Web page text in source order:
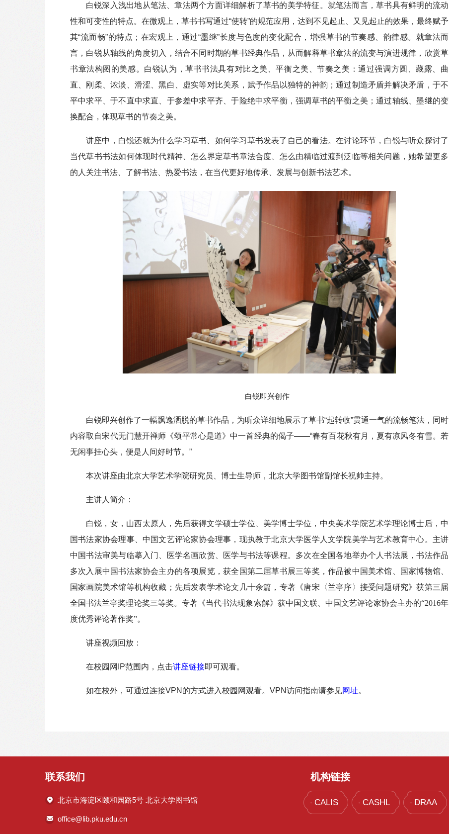
白锐深入浅出地从笔法、章法两个方面详细解析了草书的美学特征。就笔法而言，草书具有鲜明的流动
性和可变性的特点。在微观上，草书书写通过“使转”的规范应用，达到不见起止、又见起止的效果，最终赋予
其“流而畅”的特点；在宏观上，通过“墨继”长度与色度的变化配合，增强草书的节奏感、韵律感。就章法而
言，白锐从轴线的角度切入，结合不同时期的草书经典作品，从而解释草书章法的流变与演进规律，欣赏草
书章法构图的美感。 白锐认为，草书书法具有对比之美、平衡之美、节奏之美：通过强调方圆、藏露、曲
直、刚柔、浓淡、滑涩、黑白、虚实等对比关系，赋予作品以独特的神韵；通过制造矛盾并解决矛盾，于不
平中求平、于不直中求直、于参差中求平齐、于险绝中求平衡，强调草书的平衡之美；通过轴线、墨继的变
换配合，体现草书的节奏之美。
讲座中，白锐还就为什么学习草书、如何学习草书发表了自己的看法。在讨论环节，白锐与听众探讨了
当代草书书法如何体现时代精神、怎么界定草书章法合度、怎么由精临过渡到泛临等相关问题，她希望更多
的人关注书法、了解书法、热爱书法，在当代更好地传承、发展与创新书法艺术。
白锐即兴创作
白锐即兴创作了一幅飘逸洒脱的草书作品，为听众详细地展示了草书“起转收”贯通一气的流畅笔法，同时
内容取自宋代无门慧开禅师《颂平常心是道》中一首经典的偈子——“春有百花秋有月，夏有凉风冬有雪。若
无闲事挂心头，便是人间好时节。”
本次讲座由北京大学艺术学院研究员、博士生导师，北京大学图书馆副馆长祝帅主持。
主讲人简介：
白锐，女，山西太原人，先后获得文学硕士学位、美学博士学位，中央美术学院艺术学理论博士后，中
国书法家协会理事、中国文艺评论家协会理事，现执教于北京大学医学人文学院美学与艺术教育中心。主讲
中国书法审美与临摹入门、医学名画欣赏、医学与书法等课程。多次在全国各地举办个人书法展，书法作品
多次入展中国书法家协会主办的各项展览，获全国第二届草书展三等奖，作品被中国美术馆、国家博物馆、
国家画院美术馆等机构收藏；先后发表学术论文几十余篇，专著《唐宋〈兰亭序〉接受问题研究》获第三届
全国书法兰亭奖理论奖三等奖。专著《当代书法现象索解》获中国文联、中国文艺评论家协会主办的“2016年
度优秀评论著作奖”。
讲座视频回放：
在校园网IP范围内，点击讲座链接即可观看。
如在校外，可通过连接VPN的方式进入校园网观看。VPN访问指南请参见网址。
联系我们
北京市海淀区颐和园路5号 北京大学图书馆
office@lib.pku.edu.cn
机构链接
CALIS CASHL DRAA